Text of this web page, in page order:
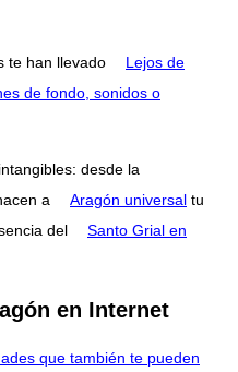
te han llevado
Lejos de
de fondo, sonidos o
desde la
a Aragón universal tu
del
Santo Grial en
en Internet
que también te pueden